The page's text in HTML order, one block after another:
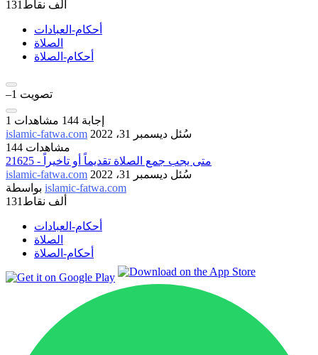
131ألف نقاط
أحكام-العبادات
الصلاة
أحكام-الصلاة
–1 تصويت
1 إجابة 144 مشاهدات
islamic-fatwa.com
سُئل ديسمبر 31، 2022
144 مشاهدات
21625 - متى يجب جمع الصلاة تقديماً أو تاخيراً
islamic-fatwa.com
سُئل ديسمبر 31، 2022
islamic-fatwa.com
131ألف نقاط
أحكام-العبادات
الصلاة
أحكام-الصلاة